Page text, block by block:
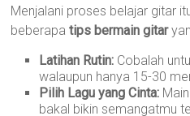
Menjalani proses belajar gitar
beberapatips bermain gitar
Latihan Rutin: Cobalah
walaupun hanya 15-30
Pilih Lagu yang Cinta:
bakal bikin semangatmu